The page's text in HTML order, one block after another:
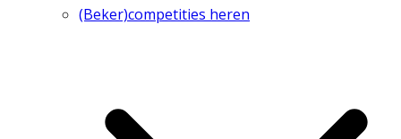
(Beker)competities heren